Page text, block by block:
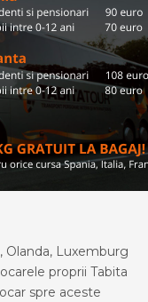
Olanda, Luxemburg
proprii Tabita
spre aceste